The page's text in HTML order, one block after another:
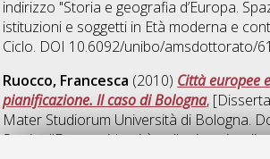
indirizzo "Storia e geografia d’Europa.
istituzioni e soggetti in Età moderna e
Ciclo. DOI 10.6092/unibo/amsdottorato/
Ruocco, Francesca (2010) Città europee
pianificazione. Il caso di Bologna,
Mater Studiorum Università di Bologna.
Storia d'Europa: identità collettive,